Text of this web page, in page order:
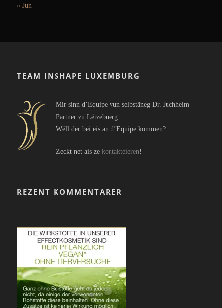
« Jun
TEAM INSHAPE LUXEMBURG
Mir sinn d’Equipe vun selbstäneg Dr. Juchheim
Partner zu Lëtzebuerg.
Wëll der bei eis an d’Equipe kommen?
Zeckt net ais ze kontaktéieren!
REZENT KOMMENTARER